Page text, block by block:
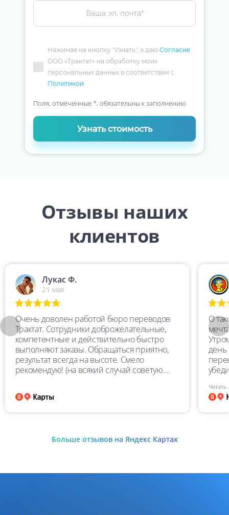
Нажимая на кнопку "Узнать", я даю Согласие
ООО «Трактат» на обработку моих
персональных данных в соответствии с
Политикой
Поля, отмеченные *, обязательны к заполнению
Узнать стоимость
Отзывы наших
клиентов
Лукас Ф.
21 мая
Очень доволен работой бюро переводов
Трактат. Сотрудники доброжелательные,
компетентные и действительно быстро
выполняют заказы. Обращаться приятно,
результат всегда на высоте. Смело
рекомендую! (на всякий случай советую
О
день
Читать
Больше отзывов на Яндекс Картах